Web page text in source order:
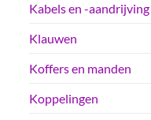
Kabels en -aandrijving
Klauwen
Koffers en manden
Koppelingen